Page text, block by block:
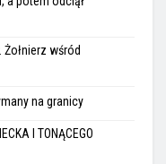
wśród
na granicy
I TONĄCEGO